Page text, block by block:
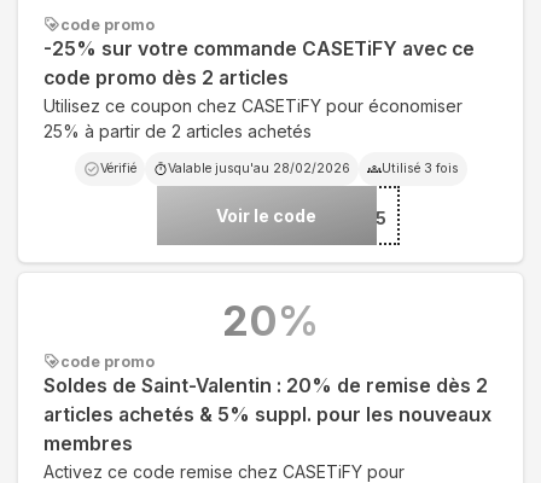
code promo
-25% sur votre commande CASETiFY avec ce
code promo dès 2 articles
Utilisez ce coupon chez CASETiFY pour économiser
25% à partir de 2 articles achetés
Vérifié Valable jusqu'au 28/02/2026 Utilisé 3 fois
Voir le code***TIVE25
code promo
Soldes de Saint-Valentin : 20% de remise dès 2
articles achetés & 5% suppl. pour les nouveaux
membres
Activez ce code remise chez CASETiFY pour
20%